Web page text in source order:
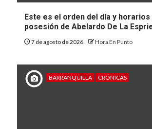
Este es el orden del día y horarios
posesión de Abelardo De La
7 de agosto de 2026 Hora En Punto
BARRANQUILLA CRÓNICAS